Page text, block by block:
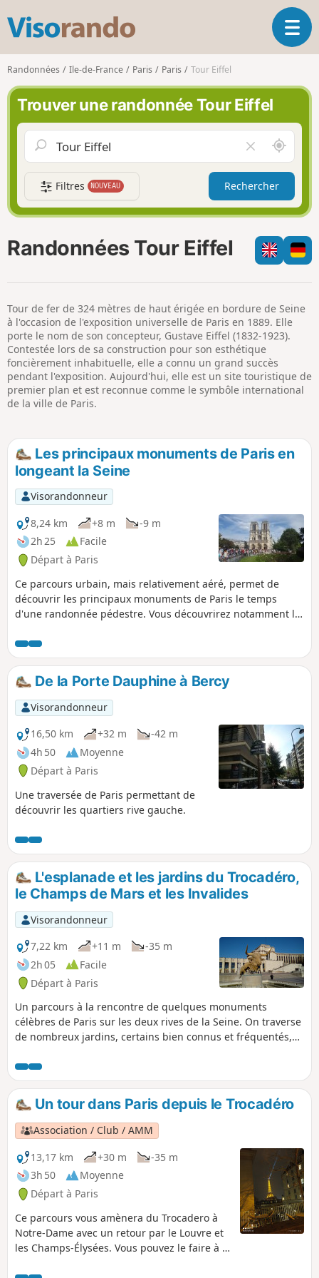
s
o
r
n
d
O
u
l
a
i
g
t
i
Randonnées Ile-de-France Paris Paris Tour Eiffel
Trouver une randonnée Tour Eiffel
i
d
e
r
l
e
h
a
p
A
u
t
u
r
d
e
m
o
Filtres NOUVEAU Rechercher
Randonnées Tour Eiffel
Tour de fer de 324 mètres de haut érigée en bordure de Seine
à l'occasion de l'exposition universelle de Paris en 1889. Elle
porte le nom de son concepteur, Gustave Eiffel (1832-1923).
Contestée lors de sa construction pour son esthétique
foncièrement inhabituelle, elle a connu un grand succès
pendant l'exposition. Aujourd'hui, elle est un site touristique de
premier plan et est reconnue comme le symbôle international
de la ville de Paris.
Les principaux monuments de Paris en
longeant la Seine
Visorandonneur
8,24 km
+8 m
-9 m
2h 25
Facile
Départ à Paris
Ce parcours urbain, mais relativement aéré, permet de
découvrir les principaux monuments de Paris le temps
d'une randonnée pédestre. Vous découvrirez notamment la
Le départ et l'arrivée sont accessibles par le métro.
De la Porte Dauphine à Bercy
Visorandonneur
16,50 km
+32 m
-42 m
4h 50
Moyenne
Départ à Paris
Une traversée de Paris permettant de
découvrir les quartiers rive gauche.
L'esplanade et les jardins du Trocadéro,
le Champs de Mars et les Invalides
Visorandonneur
7,22 km
+11 m
-35 m
2h 05
Facile
Départ à Paris
Un parcours à la rencontre de quelques monuments
célèbres de Paris sur les deux rives de la Seine. On traverse
de nombreux jardins, certains bien connus et fréquentés,
Un tour dans Paris depuis le Trocadéro
Association / Club / AMM
13,17 km
+30 m
-35 m
3h 50
Moyenne
Départ à Paris
Ce parcours vous amènera du Trocadero à
Notre-Dame avec un retour par le Louvre et
les Champs-Élysées. Vous pouvez le faire à la